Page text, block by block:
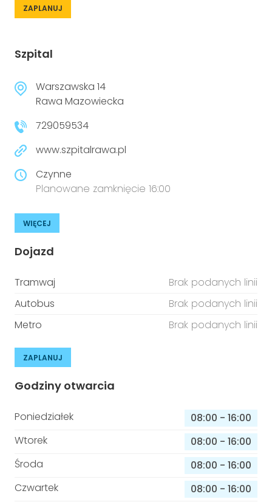
ZAPLANUJ
Szpital
Warszawska 14
Rawa Mazowiecka
729059534
www.szpitalrawa.pl
Czynne
Planowane zamknięcie 16:00
WIĘCEJ
Dojazd
Tramwaj
Brak podanych linii
Autobus
Brak podanych linii
Metro
Brak podanych linii
ZAPLANUJ
Godziny otwarcia
Poniedziałek 08:00 - 16:00
Wtorek
08:00 - 16:00
Środa
08:00 - 16:00
Czwartek
08:00 - 16:00